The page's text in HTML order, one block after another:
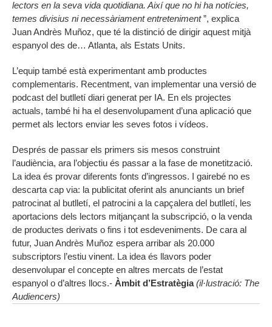
lectors en la seva vida quotidiana. Així que no hi ha notícies,
temes divisius ni necessàriament entreteniment”, explica
Juan Andrès Muñoz, que té la distinció de dirigir aquest mitjà
espanyol des de… Atlanta, als Estats Units.
L’equip també està experimentant amb productes
complementaris. Recentment, van implementar una versió de
podcast del butlletí diari generat per IA. En els projectes
actuals, també hi ha el desenvolupament d’una aplicació que
permet als lectors enviar les seves fotos i vídeos.
Després de passar els primers sis mesos construint
l’audiència, ara l’objectiu és passar a la fase de monetització.
La idea és provar diferents fonts d’ingressos. I gairebé no es
descarta cap via: la publicitat oferint als anunciants un brief
patrocinat al butlletí, el patrocini a la capçalera del butlletí, les
aportacions dels lectors mitjançant la subscripció, o la venda
de productes derivats o fins i tot esdeveniments. De cara al
futur, Juan Andrès Muñoz espera arribar als 20.000
subscriptors l’estiu vinent. La idea és llavors poder
desenvolupar el concepte en altres mercats de l’estat
espanyol o d’altres llocs.- Àmbit d’Estratègia(il·lustració: The
Audiencers)